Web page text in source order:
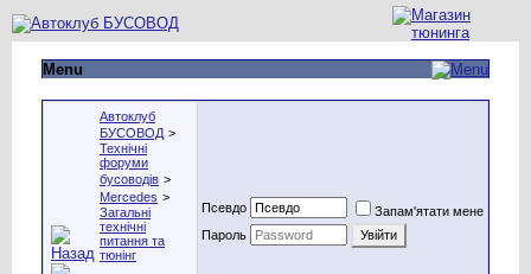
Menu
Автоклуб
БУСОВОД >
Технічні
форуми
бусоводів >
Mercedes >
Загальні
технічні
питання та
тюнінг
Псевдо
Запам'ятати мене
Пароль